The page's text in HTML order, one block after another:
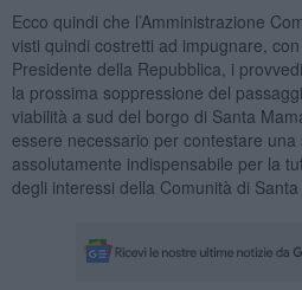
Ecco quindi che l’Amministrazione
visti quindi costretti ad impugnare,
Presidente della Repubblica, i
la prossima soppressione del
viabilità a sud del borgo di Santa
essere necessario per contestare
assolutamente indispensabile per la
degli interessi della Comunità di Santa